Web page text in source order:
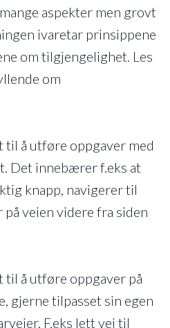
aspekter men grovt
ivaretar prinsippene
om tilgjengelighet. Les
om
til å utføre oppgaver med
Det innebærer f.eks at
knapp, navigerer til
veien videre fra siden
til å utføre oppgaver på
gjerne tilpasset sin egen
F.eks lett vei til